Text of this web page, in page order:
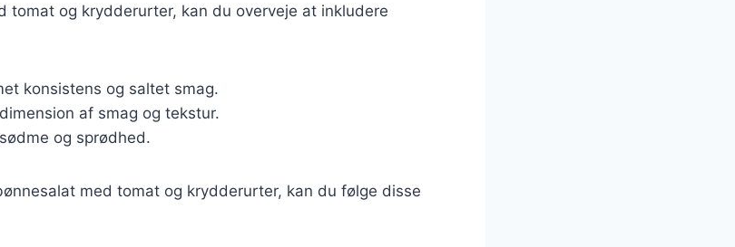
tomat og krydderurter, kan du overveje at inkludere
konsistens og saltet smag.
af smag og tekstur.
og sprødhed.
med tomat og krydderurter, kan du følge disse